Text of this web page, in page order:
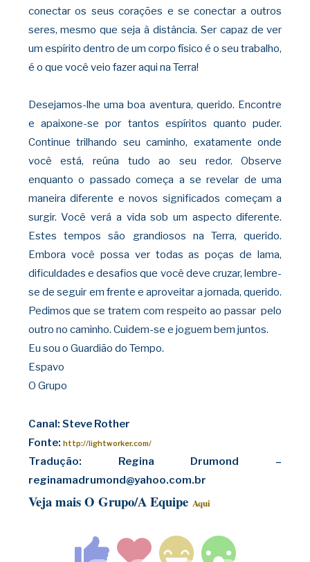
conectar os seus corações e se conectar a outros
seres, mesmo que seja à distância. Ser capaz de ver
um espírito dentro de um corpo físico é o seu trabalho,
é o que você veio fazer aqui na Terra!
Desejamos-lhe uma boa aventura, querido. Encontre
e apaixone-se por tantos espíritos quanto puder.
Continue trilhando seu caminho, exatamente onde
você está, reúna tudo ao seu redor. Observe
enquanto o passado começa a se revelar de uma
maneira diferente e novos significados começam a
surgir. Você verá a vida sob um aspecto diferente.
Estes tempos são grandiosos na Terra, querido.
Embora você possa ver todas as poças de lama,
dificuldades e desafios que você deve cruzar, lembre-
se de seguir em frente e aproveitar a jornada, querido.
Pedimos que se tratem com respeito ao passar pelo
outro no caminho. Cuidem-se e joguem bem juntos.
Eu sou o Guardião do Tempo.
Espavo
O Grupo
Canal: Steve Rother
Fonte: http://lightworker.com/
Tradução: Regina Drumond –
reginamadrumond@yahoo.com.br
Veja mais O Grupo/A Equipe Aqui